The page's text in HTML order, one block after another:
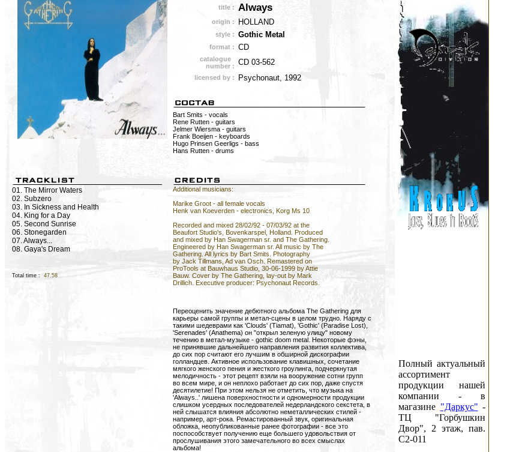
title : Always
origin : HOLLAND
style : Gothic Metal
format : CD
catalogue
number : CD 03-562
licensed by : Psychonaut, 1992
Bart Smits - vocals
Rene Rutten - guitars
Jelmer Wiersma - guitars
Frank Boeijen - keyboards
Hugo Prinsen Geerligs - bass
Hans Rutten - drums
01. The Mirror Waters
02. Subzero
03. In Sickness and Health
04. King for a Day
05. Second Sunrise
06. Stonegarden
07. Always...
08. Gaya's Dream
Total time : 47.58
Additional musicians:
Marike Groot - all female vocals
Henk van Koeverden - electronics, Korg Ms 10
Recorded and mixed 28/02/92 - 07/03/92 at the
Beaufort Studio's, Bovenkarspel, Holland. Produced
and mixed by Han Swagerman sr. and The Gathering.
Engineered by Han Swagerman sr. All music by The
Gathering. All lyrics by Bart Smits. Photography
by Jack Tillmans, Ad van Osch. Remastered on
ProTools at Bauwhaus Studio, 30-06-1999 by Attie
Bauw. Cover by The Gathering, lay-out by Mark
Drillich. Executive producer: Psychonaut Records.
Переоценить значение дебютного альбома The Gathering для
карьеры самой группы и метал-сцены в целом трудно. Наряду с
такими шедеврами как 'Clouds' (Tiamat), 'Gothic' (Paradise Lost),
'Serenades' (Anathema) он "открыл зеленую улицу" новому
течению в метал-музыке - gothic doom metal. Некоторые фэны,
не принявшие дальнейшего направления развития коллектива,
до сих пор считают его лучшим в обширной дискографии
голландцев. Активное использование клавишных, сочетание
мягкого женского пения и жесткого гроулинга, подчеркнутая
мелодичность - этот рецепт взяли на вооружение сотни групп
во всем мире, и он неплохо работает до сих пор, даже спустя
десятилетие! При этом нельзя не отметить, что музыка на
'Always..' лишена поверхностности и одномерности продукции
слишком усердных последователей недерландского секстета, в
ней слышатся влияния абсолютно неметаллических стилей -
например, арт-рока. Ремастированный звук, оригинальная
обложка, неопубликованные ранее фотографии - все это
поспособствует получению еще большего удовольствия от
прослушивания этого замечательного во всех смыслах
альбома!
Полный актуальный
ассортимент
продукции нашей
компании - в
магазине "Даркус" -
ТЦ "Горбушкин
Двор", 2 этаж, пав.
C2-011